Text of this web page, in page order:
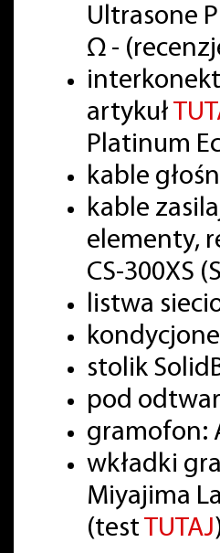
Ultrasone
Ω -
artykuł
Platinum
kable
kable
elementy,
CS-300XS
listwa
stolik
pod
gramofon:
wkładki
Miyajima
(test
TUTAJ